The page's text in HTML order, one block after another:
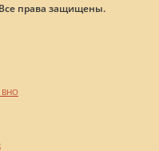
права защищены.
ВНО